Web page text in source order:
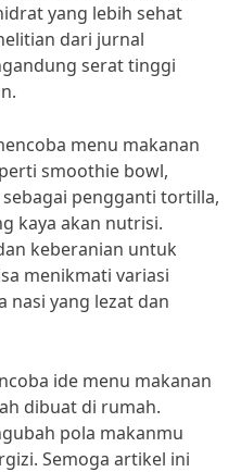
yang lebih sehat
dari jurnal
serat tinggi
menu makanan
smoothie bowl,
pengganti tortilla,
kaya akan nutrisi.
keberanian untuk
menikmati variasi
nasi yang lezat dan
ide menu makanan
dibuat di rumah.
pola makanmu
Semoga artikel ini